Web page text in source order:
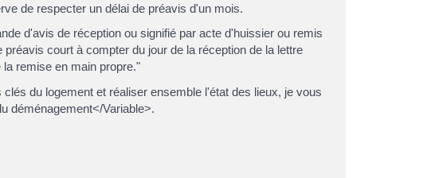
de respecter un délai de préavis d'un mois.
d'avis de réception ou signifié par acte d'huissier ou remis
court à compter du jour de la réception de la lettre
remise en main propre."
du logement et réaliser ensemble l'état des lieux, je vous
déménagement</Variable>.